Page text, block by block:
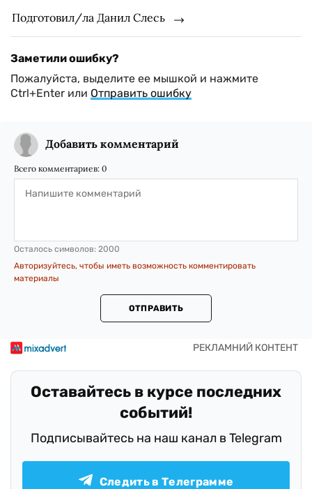
Подготовил/ла Данил Слесь
Заметили ошибку?
Пожалуйста, выделите ее мышкой и нажмите
Ctrl+Enter или Отправить ошибку
Добавить комментарий
Всего комментариев: 0
Осталось символов: 2000
Авторизуйтесь, чтобы иметь возможность комментировать
материалы
ОТПРАВИТЬ
Оставайтесь в курсе последних
событий!
Подписывайтесь на наш канал в Telegram
Следить в Телеграмме